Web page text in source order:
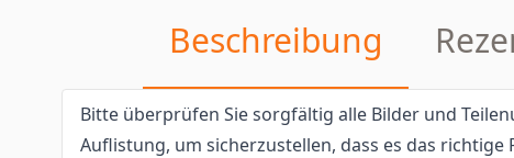
Beschreibung
Bitte überprüfen Sie sorgfältig alle Bilder und
Auflistung, um sicherzustellen, dass es das richtige